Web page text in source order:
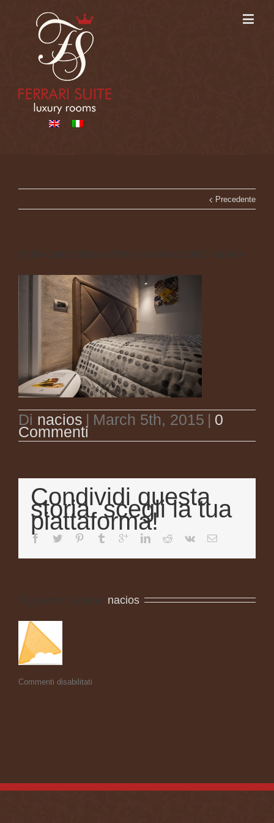
Precedente
Di nacios | March 5th, 2015 | 0
Commenti
Condividi questa
storia, scegli la tua
piattaforma!
nacios
Commenti disabilitati